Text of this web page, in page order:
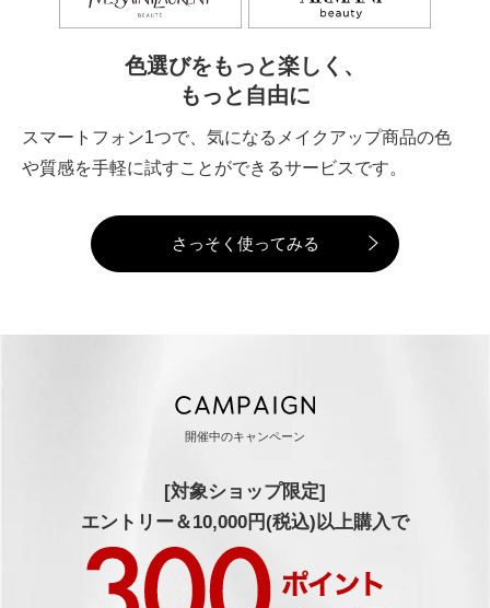
色選びをもっと楽しく、
もっと自由に
スマートフォン1つで、気になるメイクアップ商品の色
や質感を手軽に試すことができるサービスです。
さっそく使ってみる
開催中のキャンペーン
[対象ショップ限定]
エントリー＆10,000円(税込)以上購入で